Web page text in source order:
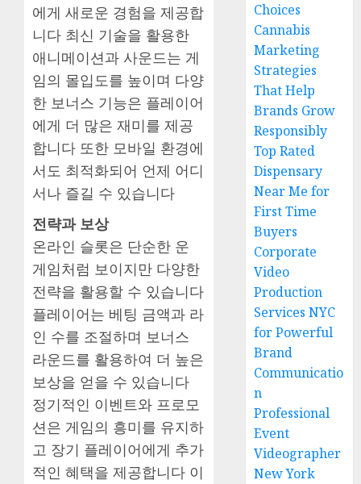
에게 새로운 경험을 제공합
니다 최신 기술을 활용한
애니메이션과 사운드는 게
임의 몰입도를 높이며 다양
한 보너스 기능은 플레이어
에게 더 많은 재미를 제공
합니다 또한 모바일 환경에
서도 최적화되어 언제 어디
서나 즐길 수 있습니다
전략과 보상
온라인 슬롯은 단순한 운
게임처럼 보이지만 다양한
전략을 활용할 수 있습니다
플레이어는 베팅 금액과 라
인 수를 조절하며 보너스
라운드를 활용하여 더 높은
보상을 얻을 수 있습니다
정기적인 이벤트와 프로모
션은 게임의 흥미를 유지하
고 장기 플레이어에게 추가
적인 혜택을 제공합니다 이
Choices
Cannabis
Marketing
Strategies
That Help
Brands Grow
Responsibly
Top Rated
Dispensary
Near Me for
First Time
Buyers
Corporate
Video
Production
Services NYC
for Powerful
Brand
Communicatio
n
Professional
Event
Videographer
New York